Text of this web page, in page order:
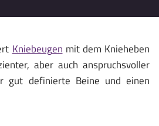
Kniebeugen mit dem Knieheben
aber auch anspruchsvoller
gut definierte Beine und einen